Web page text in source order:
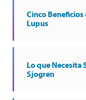
Cinco
Lupus
Lo que Necesita
Sjogren